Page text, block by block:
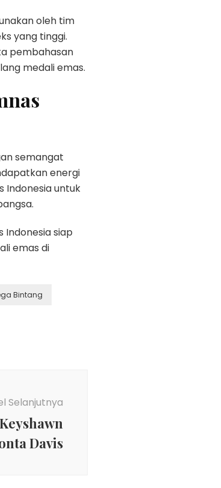
oleh tim
yang tinggi.
pembahasan
medali emas.
semangat
energi
Indonesia untuk
siap
emas di
Bintang
Selanjutnya
Davis